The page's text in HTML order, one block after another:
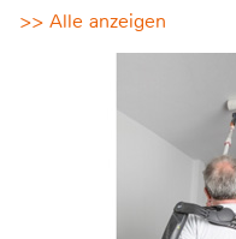
>> Alle anzeigen